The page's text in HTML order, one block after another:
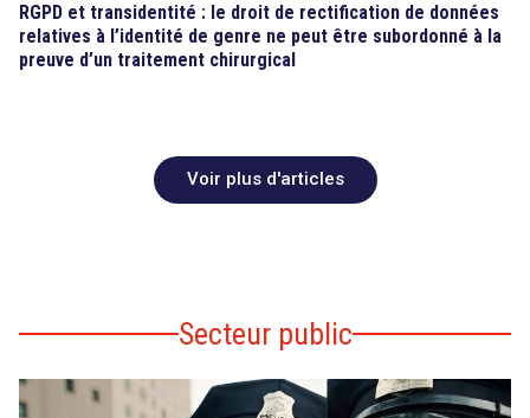
RGPD et transidentité : le droit de rectification de données
relatives à l’identité de genre ne peut être subordonné à la
preuve d’un traitement chirurgical
Voir plus d'articles
Secteur public